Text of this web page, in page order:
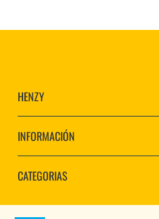
HENZY
INFORMACIÓN
CATEGORIAS